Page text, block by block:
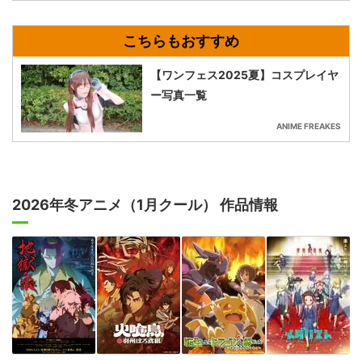
【ワンフェス2025夏】コスプレイヤ
ー写真一覧
ANIME FREAKES
2026年冬アニメ（1月クール） 作品情報